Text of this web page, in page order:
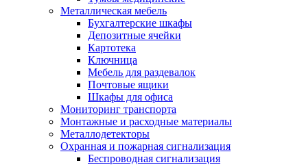
Металлическая мебель
Бухгалтерские шкафы
Депозитные ячейки
Картотека
Ключница
Мебель для раздевалок
Почтовые ящики
Шкафы для офиса
Мониторинг транспорта
Монтажные и расходные материалы
Металлодетекторы
Охранная и пожарная сигнализация
Беспроводная сигнализация